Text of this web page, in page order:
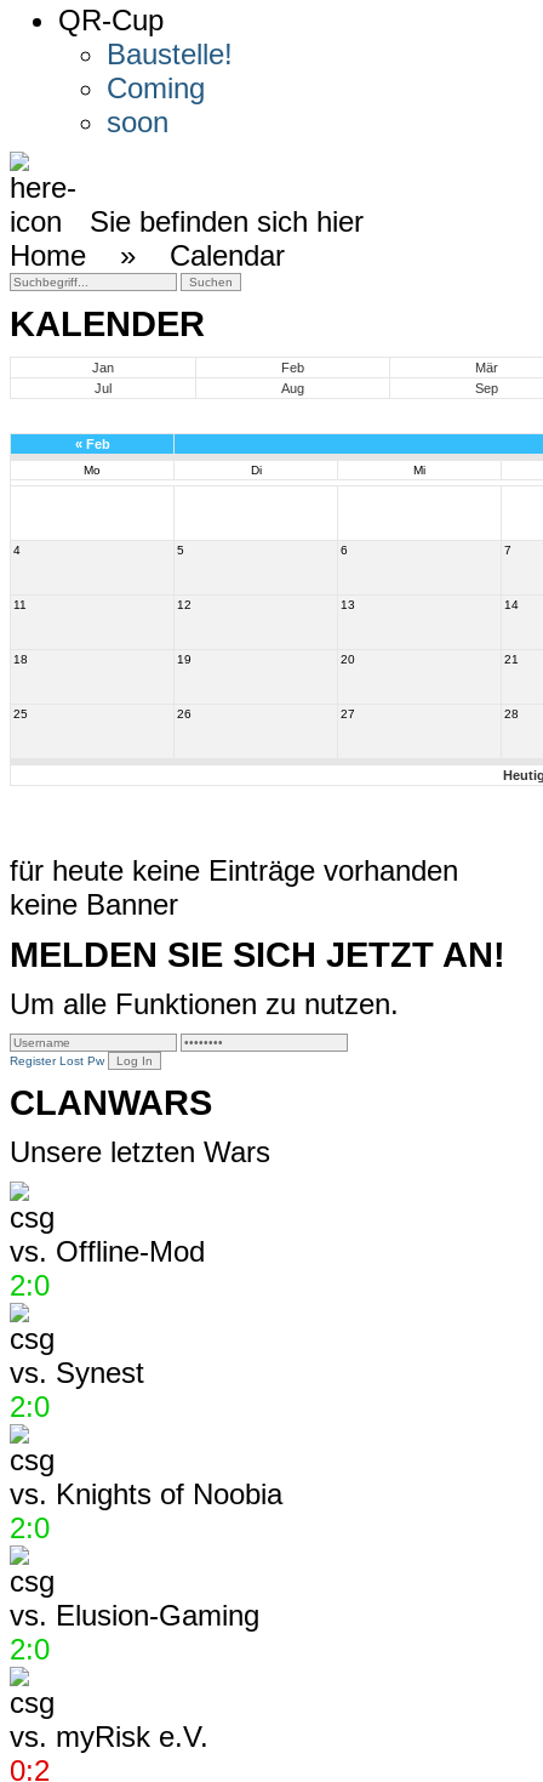
QR-Cup
Baustelle!
Coming
soon
Sie befinden sich hier
Home » Calendar
KALENDER
Jan Feb
Mär
Jul
Aug Sep
« Feb
Mo Di Mi
4 5 6 7
11 12 13 14
18 19 20 21
25 26 27 28
für heute keine Einträge vorhanden
keine Banner
MELDEN SIE SICH JETZT AN!
Um alle Funktionen zu nutzen.
Register Lost Pw
CLANWARS
Unsere letzten Wars
vs. Offline-Mod
2:0
vs. Synest
2:0
vs. Knights of Noobia
2:0
vs. Elusion-Gaming
2:0
vs. myRisk e.V.
0:2